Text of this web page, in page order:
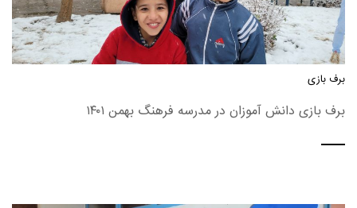
برف بازی
برف بازی دانش آموزان در مدرسه فرهنگ بهمن ۱۴۰۱